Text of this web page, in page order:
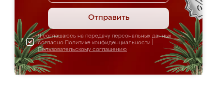
Отправить
Я соглашаюсь на передачу персональных данных
согласно Политике конфиденциальности
Пользовательскому соглашению